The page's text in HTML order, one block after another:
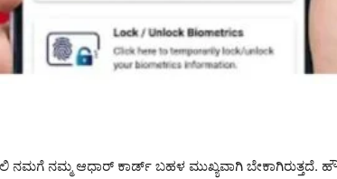
ನಮಗೆ ನಮ್ಮ ಆಧಾರ್ ಕಾರ್ಡ್ ಬಹಳ ಮುಖ್ಯವಾಗಿ ಬೇಕಾಗಿರುತ್ತದೆ.